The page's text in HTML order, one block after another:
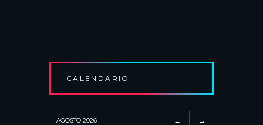
CALENDARIO
AGOSTO 2026